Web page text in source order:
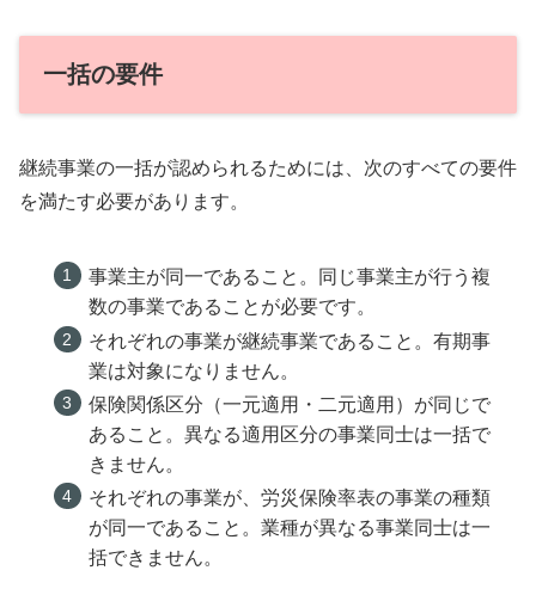
一括の要件
継続事業の一括が認められるためには、次のすべての要件
を満たす必要があります。
事業主が同一であること。同じ事業主が行う複
数の事業であることが必要です。
それぞれの事業が継続事業であること。有期事
業は対象になりません。
保険関係区分（一元適用・二元適用）が同じで
あること。異なる適用区分の事業同士は一括で
きません。
それぞれの事業が、労災保険率表の事業の種類
が同一であること。業種が異なる事業同士は一
括できません。